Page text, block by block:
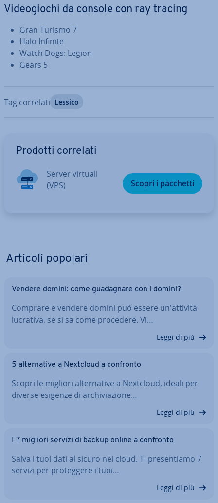
Vi­deo­gio­chi da console con ray tracing
Gran Turismo 7
Halo Infinite
Watch Dogs: Legion
Gears 5
Tag correlati Lessico
Prodotti correlati
Server virtuali
(VPS)
Scopri i pacchetti
Articoli popolari
Vendere domini: come gua­da­gna­re con i domini?
Comprare e vendere domini può essere un'at­ti­vi­tà
lucrativa, se si sa come procedere. Vi…
Leggi di più
5 al­ter­na­ti­ve a Nextcloud a confronto
Scopri le migliori al­ter­na­ti­ve a Nextcloud, ideali per
diverse esigenze di ar­chi­via­zio­ne…
Leggi di più
I 7 migliori servizi di backup online a confronto
Salva i tuoi dati al sicuro nel cloud. Ti pre­sen­tia­mo 7
servizi per pro­teg­ge­re i tuoi…
Leggi di più